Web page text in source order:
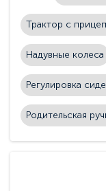
Трактор с
Надувные колеса
Регулировка
Родительская